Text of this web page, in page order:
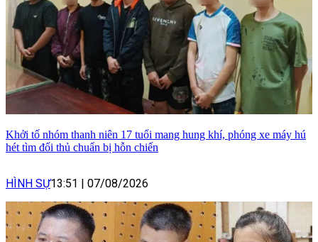
Khởi tố nhóm thanh niên 17 tuổi mang hung khí, phóng xe máy hú
hét tìm đối thủ chuẩn bị hỗn chiến
HÌNH SỰ13:51 | 07/08/2026